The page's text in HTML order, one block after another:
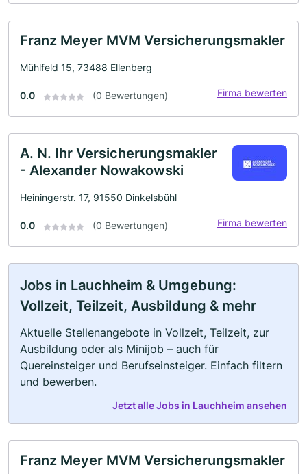
Franz Meyer MVM Versicherungsmakler
Mühlfeld 15, 73488 Ellenberg
0.0 (0 Bewertungen) Firma bewerten
A. N. Ihr Versicherungsmakler
- Alexander Nowakowski
Heiningerstr. 17, 91550 Dinkelsbühl
0.0 (0 Bewertungen) Firma bewerten
Jobs in Lauchheim & Umgebung:
Vollzeit, Teilzeit, Ausbildung & mehr
Aktuelle Stellenangebote in Vollzeit, Teilzeit, zur
Ausbildung oder als Minijob – auch für
Quereinsteiger und Berufseinsteiger. Einfach filtern
und bewerben.
Jetzt alle Jobs in Lauchheim ansehen
Franz Meyer MVM Versicherungsmakler